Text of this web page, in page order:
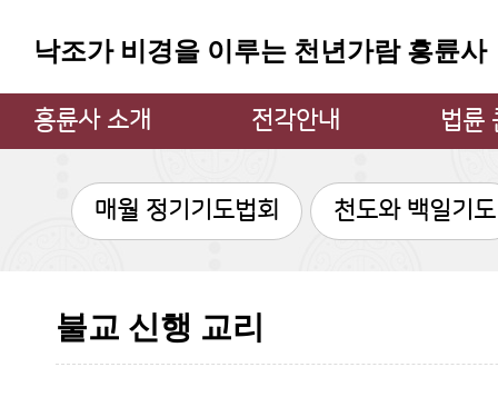
낙조가 비경을 이루는 천년가람 흥륜사
흥륜사 소개
주지스님 인사
흥륜사 소개
흥륜사 사계
흥륜사 낙조
전각안내
대웅전
만불전
관음굴
삼성각
법륜
법륜
큰스님
매월 정기기도법회 천도와 백일기도
불교 신행 교리